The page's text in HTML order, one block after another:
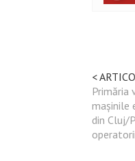
<
Primăria
mașinile
din Cluj/